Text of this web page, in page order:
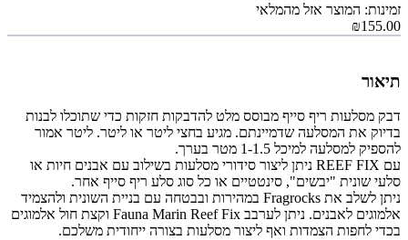
זמינות: המוצר אזל מהמלאי
₪155.00
תיאור
דבק מסלעות ריף סייף מבוסס מלט להדבקות חזקות כדי שתוכלו לבנות
בדיוק את המסלעה שדמיינתם. מגיע בחצי ליטר או ליטר. ליטר אמור
להספיק למסלעה למיכל 1-1.5 מטר בערך.
עם REEF FIX ניתן ליצור סידורי מסלעות בשילוב עם אבנים חיות או
סלעי שונית "יבשים", סינטטיים או כל סוג סלע ריף סייף אחר.
ניתן לשלב את Fragrocks במהירות ובבטחה עם בניית השונית ולהצמיד
אלמוגים לאבנים. ניתן לערבב Fauna Marin Reef Fix וקצת חול אלמוגים
בכדי לחפות הצמדות ואף ליצור מסלעות בצורה ייחודית משלכם.